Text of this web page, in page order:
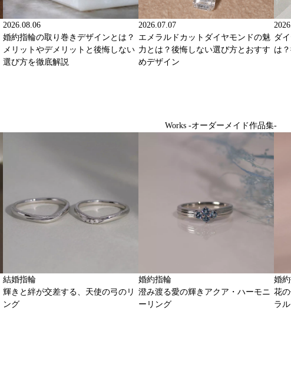
2026.08.06
婚約指輪の取り巻きデザインとは？
メリットやデメリットと後悔しない
選び方を徹底解説
2026.07.07
エメラルドカットダイヤモンドの魅
力とは？後悔しない選び方とおすす
めデザイン
ダ
は
Works -オーダーメイド作品集-
結婚指輪
輝きと絆が交差する、天使の弓のリ
ング
婚約指輪
澄み渡る愛の輝きアクア・ハーモニ
ーリング
婚
花
ラ